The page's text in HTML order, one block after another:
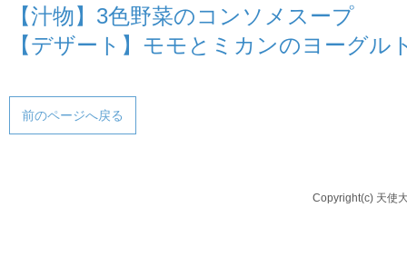
【汁物】3色野菜のコンソメスープ
【デザート】モモとミカンのヨーグル
前のページへ戻る
Copyright(c) 天使